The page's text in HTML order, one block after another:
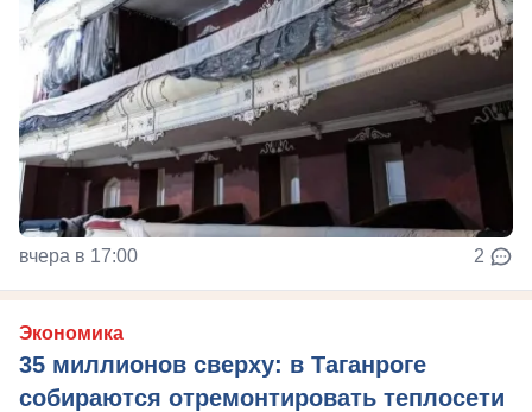
вчера в 17:00 2
Экономика
35 миллионов сверху: в Таганроге
собираются отремонтировать теплосети